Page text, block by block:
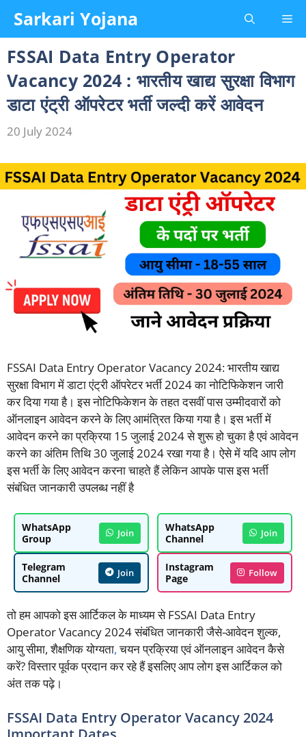
content
Sarkari Yojana
FSSAI Data Entry Operator
Vacancy 2024 : भारतीय खाद्य सुरक्षा विभाग
डाटा एंट्री ऑपरेटर भर्ती जल्दी करें आवेदन
20 July 2024
FSSAI Data Entry Operator Vacancy 2024: भारतीय खाद्य
सुरक्षा विभाग में डाटा एंट्री ऑपरेटर भर्ती 2024 का नोटिफिकेशन जारी
कर दिया गया है। इस नोटिफिकेशन के तहत दसवीं पास उम्मीदवारों को
ऑनलाइन आवेदन करने के लिए आमंत्रित किया गया है। इस भर्ती में
आवेदन करने का प्रक्रिया 15 जुलाई 2024 से शुरू हो चुका है एवं आवेदन
करने का अंतिम तिथि 30 जुलाई 2024 रखा गया है। ऐसे में यदि आप लोग
इस भर्ती के लिए आवेदन करना चाहते हैं लेकिन आपके पास इस भर्ती
संबंधित जानकारी उपलब्ध नहीं है
WhatsApp
Group
Join
WhatsApp
Channel
Join
Telegram
Channel
Join
Instagram
Page
Follow
तो हम आपको इस आर्टिकल के माध्यम से FSSAI Data Entry
Operator Vacancy 2024 संबंधित जानकारी जैसे-आवेदन शुल्क,
आयु सीमा, शैक्षणिक योग्यता,चयन प्रक्रिया एवं ऑनलाइन आवेदन कैसे
करें? विस्तार पूर्वक प्रदान कर रहे हैं इसलिए आप लोग इस आर्टिकल को
अंत तक पढ़े।
FSSAI Data Entry Operator Vacancy 2024